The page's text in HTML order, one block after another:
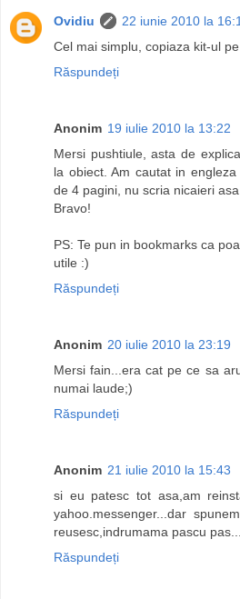
Ovidiu
22 iunie 2010 la
Cel mai simplu, copiaza kit-ul
Răspundeți
Anonim 19 iulie 2010 la 13:22
Mersi pushtiule, asta de
la obiect. Am cautat in
de 4 pagini, nu scria nicaieri
Bravo!
PS: Te pun in bookmarks ca
utile :)
Răspundeți
Anonim 20 iulie 2010 la 23:19
Mersi fain...era cat pe ce sa
numai laude;)
Răspundeți
Anonim 21 iulie 2010 la 15:43
si eu patesc tot asa,am
yahoo.messenger...dar
reusesc,indrumama pascu
Răspundeți